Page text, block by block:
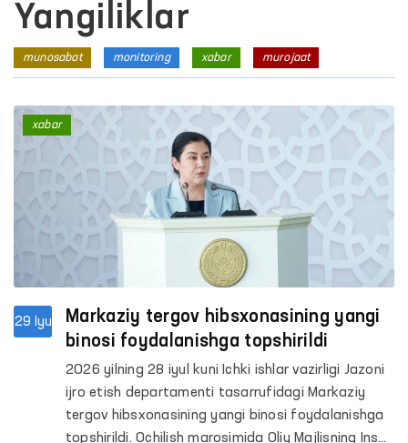
Yangiliklar
munosabat monitoring xabar murojaat
29 Iyu
Markaziy tergov hibsxonasining yangi
binosi foydalanishga topshirildi
2026 yilning 28 iyul kuni Ichki ishlar vazirligi Jazoni
ijro etish departamenti tasarrufidagi Markaziy
tergov hibsxonasining yangi binosi foydalanishga
topshirildi. Ochilish marosimida Oliy Majlisning Inson
xabar